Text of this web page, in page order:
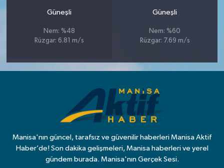
Güneşli
Nem: %48
Rüzgar: 6.81 m/s
Güneşli
Nem: %60
Rüzgar: 7.69 m/s
Manisa'nın güncel, tarafsız ve güvenilir haberleri Manisa Aktif
Haber’de! Son dakika gelişmeleri, Manisa haberleri ve yerel
gündem burada. Manisa'nın Gerçek Sesi.